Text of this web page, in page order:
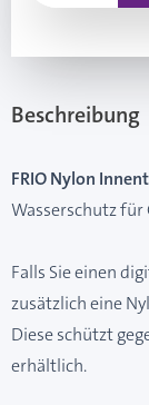
Beschreibung
FRIO Nylon
Wasserschutz für
Falls Sie einen
zusätzlich eine
Diese schützt
erhältlich.